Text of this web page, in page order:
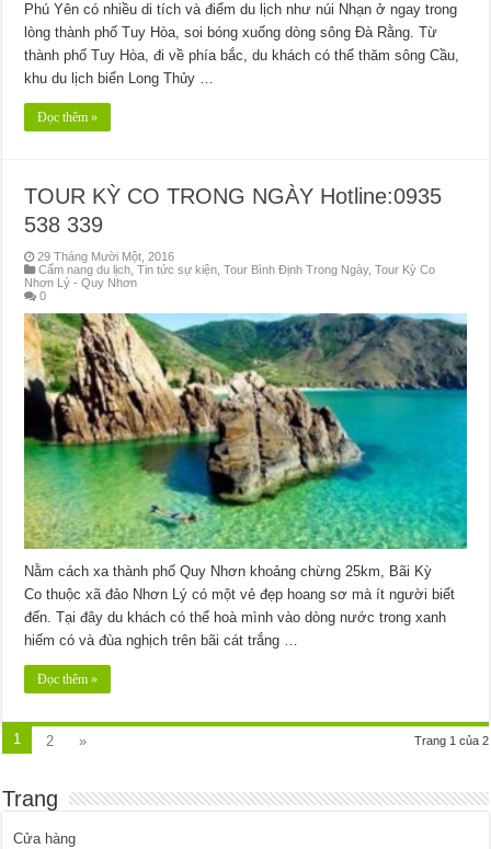
Phú Yên có nhiều di tích và điểm du lịch như núi Nhạn ở ngay trong
lòng thành phố Tuy Hòa, soi bóng xuống dòng sông Đà Rằng. Từ
thành phố Tuy Hòa, đi về phía bắc, du khách có thể thăm sông Cầu,
khu du lịch biển Long Thủy …
Đọc thêm »
TOUR KỲ CO TRONG NGÀY Hotline:0935
538 339
29 Tháng Mười Một, 2016
Cẩm nang du lịch ,Tin tức sự kiện ,Tour Bình Định Trong Ngày,Tour Kỳ Co
Nhơn Lý - Quy Nhơn
0
Nằm cách xa thành phố Quy Nhơn khoảng chừng 25km, Bãi Kỳ
Co thuộc xã đảo Nhơn Lý có một vẻ đẹp hoang sơ mà ít người biết
đến. Tại đây du khách có thể hoà mình vào dòng nước trong xanh
hiếm có và đùa nghịch trên bãi cát trắng …
Đọc thêm »
Trang 1 của 2
1 2 »
Trang
Cửa hàng